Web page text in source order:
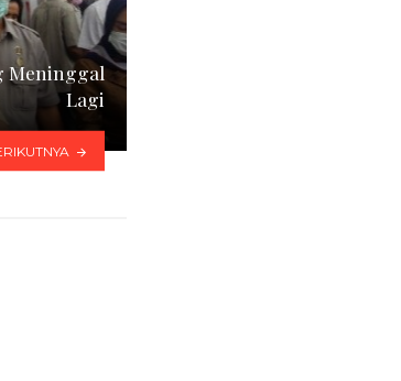
Meninggal
Lagi